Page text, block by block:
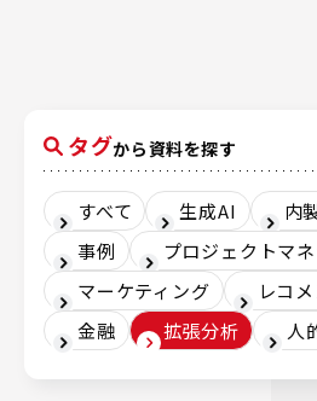
タグから資料を探す
すべて 生成AI 内
事例
プロジェクトマ
マーケティング
レコ
金融
拡張分析 人